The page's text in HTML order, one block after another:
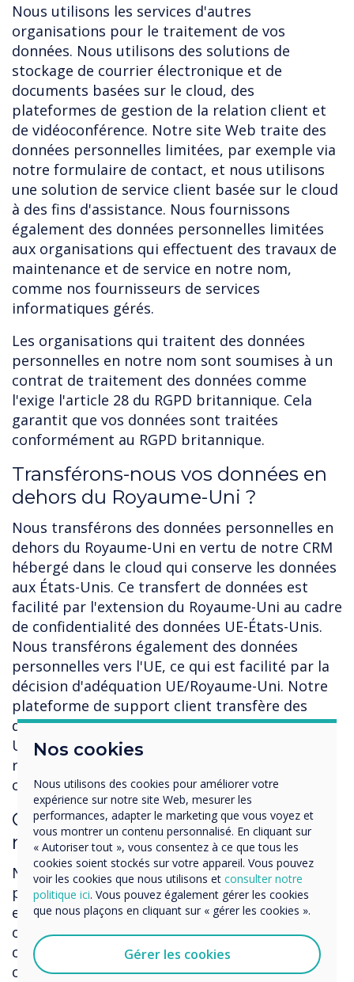
Nous utilisons les services d'autres
organisations pour le traitement de vos
données. Nous utilisons des solutions de
stockage de courrier électronique et de
documents basées sur le cloud, des
plateformes de gestion de la relation client et
de vidéoconférence. Notre site Web traite des
données personnelles limitées, par exemple via
notre formulaire de contact, et nous utilisons
une solution de service client basée sur le cloud
à des fins d'assistance. Nous fournissons
également des données personnelles limitées
aux organisations qui effectuent des travaux de
maintenance et de service en notre nom,
comme nos fournisseurs de services
informatiques gérés.
Les organisations qui traitent des données
personnelles en notre nom sont soumises à un
contrat de traitement des données comme
l'exige l'article 28 du RGPD britannique. Cela
garantit que vos données sont traitées
conformément au RGPD britannique.
Transférons-nous vos données en
dehors du Royaume-Uni ?
Nous transférons des données personnelles en
dehors du Royaume-Uni en vertu de notre CRM
hébergé dans le cloud qui conserve les données
aux États-Unis. Ce transfert de données est
facilité par l'extension du Royaume-Uni au cadre
de confidentialité des données UE-États-Unis.
Nous transférons également des données
personnelles vers l'UE, ce qui est facilité par la
décision d'adéquation UE/Royaume-Uni. Notre
plateforme de support client transfère des
données personnelles en dehors du Royaume-
Uni vers les États-Unis et a mis en place des
règles d'entreprise contraignantes pour gérer
ce transfert.
Combien de temps conservons-
nous vos données ?
Nous conserverons vos données uniquement
pendant la durée nécessaire aux fins indiquées
et/ou lorsque nous avons une obligation légale
ou un autre objectif légitime. Nous
conserverons les données personnelles de nos
clients pendant 7 ans.
Nos cookies
Nous utilisons des cookies pour améliorer votre
expérience sur notre site Web, mesurer les
performances, adapter le marketing que vous voyez et
vous montrer un contenu personnalisé. En cliquant sur
« Autoriser tout », vous consentez à ce que tous les
cookies soient stockés sur votre appareil. Vous pouvez
voir les cookies que nous utilisons et consulter notre
politique ici. Vous pouvez également gérer les cookies
que nous plaçons en cliquant sur « gérer les cookies ».
Gérer les cookies